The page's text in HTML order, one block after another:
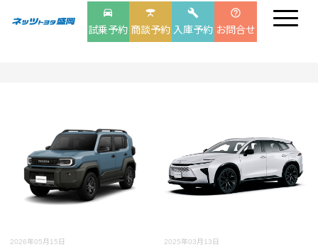
drive_eta
試乗予約
table_bar
商談予約
build
入庫予約
help_outline
お問合せ
2026年05月15日 2025年03月13日